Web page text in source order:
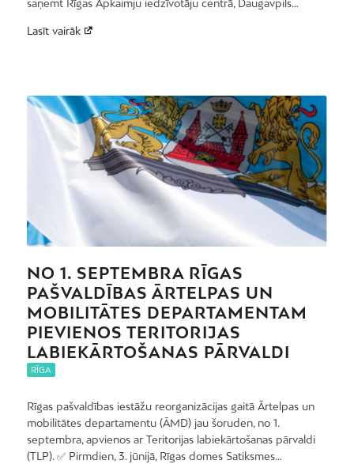
saņemt Rīgas Apkaimju iedzīvotāju centrā, Daugavpils…
Lasīt vairāk
NO 1. SEPTEMBRA RĪGAS
PAŠVALDĪBAS ĀRTELPAS UN
MOBILITĀTES DEPARTAMENTAM
PIEVIENOS TERITORIJAS
LABIEKĀRTOŠANAS PĀRVALDI
RĪGA
Rīgas pašvaldības iestāžu reorganizācijas gaitā Ārtelpas un
mobilitātes departamentu (ĀMD) jau šoruden, no 1.
septembra, apvienos ar Teritorijas labiekārtošanas pārvaldi
(TLP). ✅ Pirmdien, 3. jūnijā, Rīgas domes Satiksmes…